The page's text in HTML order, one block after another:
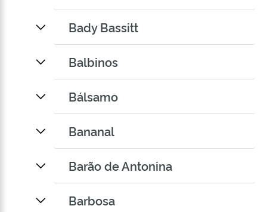
Bady Bassitt
Balbinos
Bálsamo
Bananal
Barão de Antonina
Barbosa